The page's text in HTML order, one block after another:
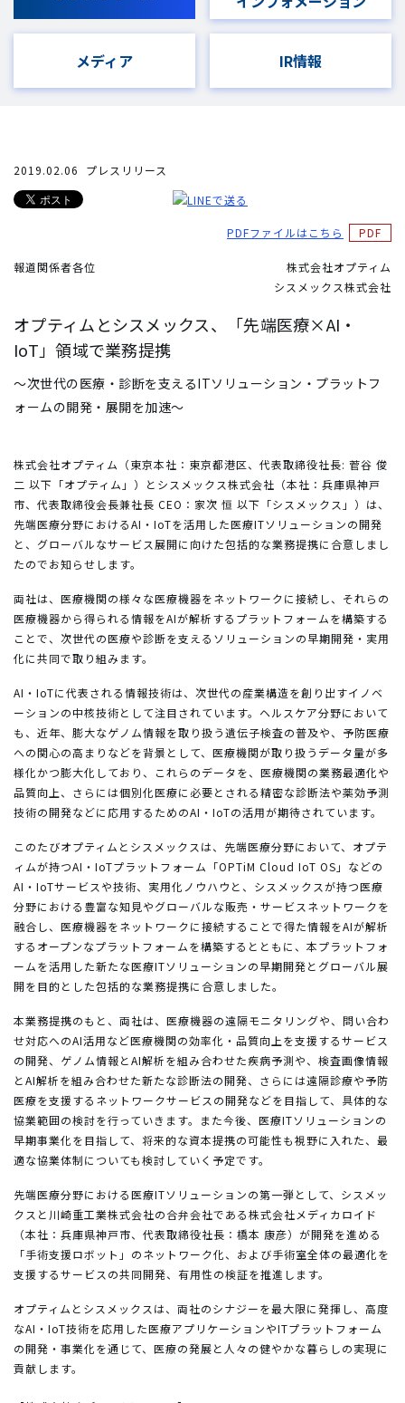
メディア IR情報
2019.02.06 プレスリリース
PDFファイルはこちら
報道関係者各位
株式会社オプティム
シスメックス株式会社
オプティムとシスメックス、「先端医療×AI・
IoT」領域で業務提携
～次世代の医療・診断を支えるITソリューション・プラットフ
ォームの開発・展開を加速～
株式会社オプティム（東京本社：東京都港区、代表取締役社長: 菅谷 俊
二 以下「オプティム」）とシスメックス株式会社（本社：兵庫県神戸
市、代表取締役会長兼社長 CEO：家次 恒 以下「シスメックス」）は、
先端医療分野におけるAI・IoTを活用した医療ITソリューションの開発
と、グローバルなサービス展開に向けた包括的な業務提携に合意しまし
たのでお知らせします。
両社は、医療機関の様々な医療機器をネットワークに接続し、それらの
医療機器から得られる情報をAIが解析するプラットフォームを構築する
ことで、次世代の医療や診断を支えるソリューションの早期開発・実用
化に共同で取り組みます。
AI・IoTに代表される情報技術は、次世代の産業構造を創り出すイノベ
ーションの中核技術として注目されています。ヘルスケア分野において
も、近年、膨大なゲノム情報を取り扱う遺伝子検査の普及や、予防医療
への関心の高まりなどを背景として、医療機関が取り扱うデータ量が多
様化かつ膨大化しており、これらのデータを、医療機関の業務最適化や
品質向上、さらには個別化医療に必要とされる精密な診断法や薬効予測
技術の開発などに応用するためのAI・IoTの活用が期待されています。
このたびオプティムとシスメックスは、先端医療分野において、オプテ
ィムが持つAI・IoTプラットフォーム「OPTiM Cloud IoT OS」などの
AI・IoTサービスや技術、実用化ノウハウと、シスメックスが持つ医療
分野における豊富な知見やグローバルな販売・サービスネットワークを
融合し、医療機器をネットワークに接続することで得た情報をAIが解析
するオープンなプラットフォームを構築するとともに、本プラットフォ
ームを活用した新たな医療ITソリューションの早期開発とグローバル展
開を目的とした包括的な業務提携に合意しました。
本業務提携のもと、両社は、医療機器の遠隔モニタリングや、問い合わ
せ対応へのAI活用など医療機関の効率化・品質向上を支援するサービス
の開発、ゲノム情報とAI解析を組み合わせた疾病予測や、検査画像情報
とAI解析を組み合わせた新たな診断法の開発、さらには遠隔診療や予防
医療を支援するネットワークサービスの開発などを目指して、具体的な
協業範囲の検討を行っていきます。また今後、医療ITソリューションの
早期事業化を目指して、将来的な資本提携の可能性も視野に入れた、最
適な協業体制についても検討していく予定です。
先端医療分野における医療ITソリューションの第一弾として、シスメッ
クスと川崎重工業株式会社の合弁会社である株式会社メディカロイド
（本社：兵庫県神戸市、代表取締役社長：橋本 康彦）が開発を進める
「手術支援ロボット」のネットワーク化、および手術室全体の最適化を
支援するサービスの共同開発、有用性の検証を推進します。
オプティムとシスメックスは、両社のシナジーを最大限に発揮し、高度
なAI・IoT技術を応用した医療アプリケーションやITプラットフォーム
の開発・事業化を通じて、医療の発展と人々の健やかな暮らしの実現に
貢献します。